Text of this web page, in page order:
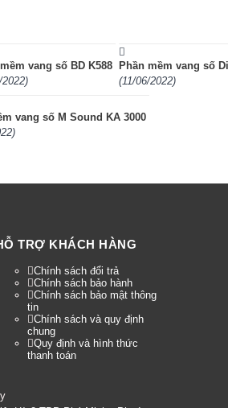
vang số BD K588
Phần mềm vang số
(11/06/2022)
vang số M Sound KA 3000
TRỢ KHÁCH HÀNG
Chính sách đổi trả
Chính sách bảo hành
Chính sách bảo mật thông
tin
Chính sách và quy định
chung
Quy định và hình thức
thanh toán